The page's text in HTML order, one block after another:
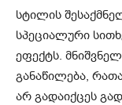
სტილის
სპეციალური
ეფექტს.
განაწილება,
არ გადაიქცეს